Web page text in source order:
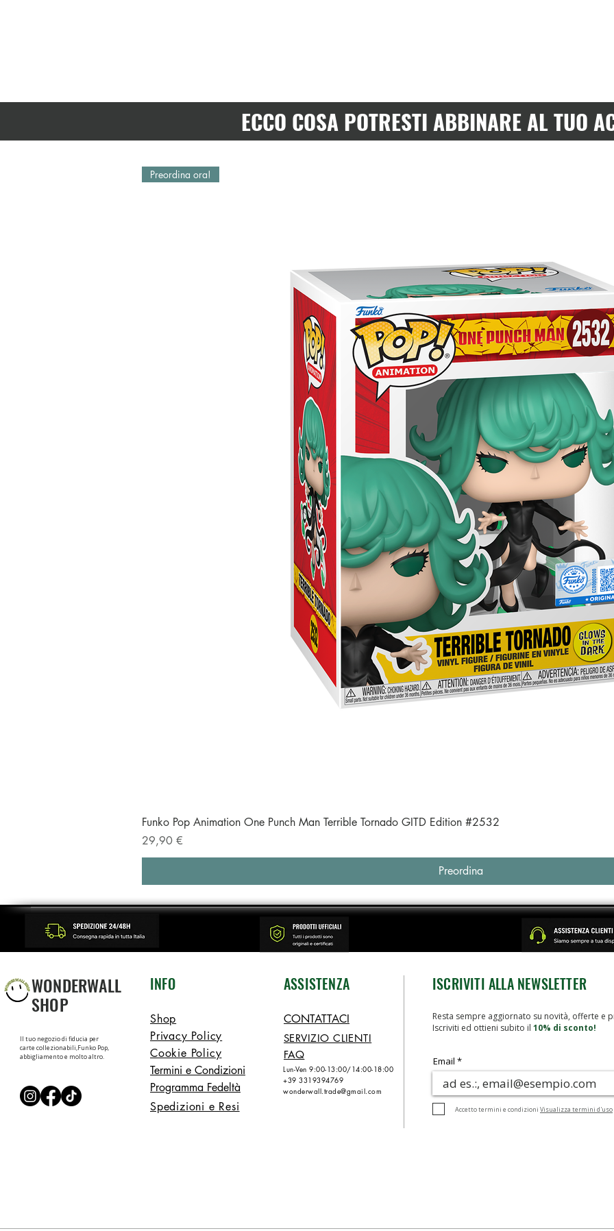
ECCO COSA POTRESTI ABBINARE AL TUO
Vista rapida
Preordina ora!
Funko Pop Animation One Punch Man Terrible Tornado GITD Edition #2532
Prezzo
29,90 €
Preordina
WONDERWALL
SHOP
INFO ASSISTENZA
Il tuo negozio di fiducia per
carte collezionabili,Funko Pop,
abbigliamento e molto altro.
Shop
Privacy Policy
Cookie Policy
Termini e Condizioni
Programma Fedeltà
Spedizioni e Resi
CONTATTACI
SERVIZIO CLIENTI
FAQ
Lun-Ven 9:00-13:00/14:00-18:00
+39 3319394769
wonderwall.trade@gmail.com
Email
Accetto termini e condizioni Visualizza termini d'uso
ISCRIVITI ALLA NEWSLETTER
Resta sempre aggiornato su novità, offerte e
Iscriviti ed ottieni subito il 10% di sconto!